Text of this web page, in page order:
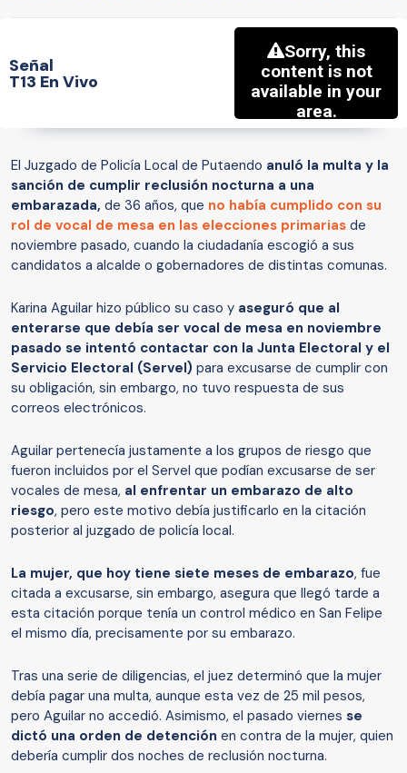
Señal
T13 En Vivo
El Juzgado de Policía Local de Putaendo anuló la multa y la
sanción de cumplir reclusión nocturna a una
embarazada, de 36 años, que no había cumplido con su
rol de vocal de mesa en las elecciones primarias de
noviembre pasado, cuando la ciudadanía escogió a sus
candidatos a alcalde o gobernadores de distintas comunas.
Karina Aguilar hizo público su caso y aseguró que al
enterarse que debía ser vocal de mesa en noviembre
pasado se intentó contactar con la Junta Electoral y el
Servicio Electoral (Servel) para excusarse de cumplir con
su obligación, sin embargo, no tuvo respuesta de sus
correos electrónicos.
Aguilar pertenecía justamente a los grupos de riesgo que
fueron incluidos por el Servel que podían excusarse de ser
vocales de mesa, al enfrentar un embarazo de alto
riesgo, pero este motivo debía justificarlo en la citación
posterior al juzgado de policía local.
La mujer, que hoy tiene siete meses de embarazo, fue
citada a excusarse, sin embargo, asegura que llegó tarde a
esta citación porque tenía un control médico en San Felipe
el mismo día, precisamente por su embarazo.
Tras una serie de diligencias, el juez determinó que la mujer
debía pagar una multa, aunque esta vez de 25 mil pesos,
pero Aguilar no accedió. Asimismo, el pasado viernes se
dictó una orden de detención en contra de la mujer, quien
debería cumplir dos noches de reclusión nocturna.